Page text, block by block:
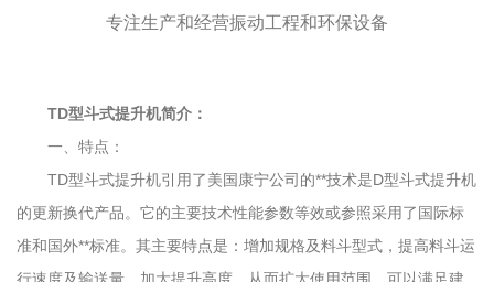
专注生产和经营振动工程和环保设备
TD型斗式提升机简介：
一、特点：
TD型斗式提升机引用了美国康宁公司的**技术是D型斗式提升机
的更新换代产品。它的主要技术性能参数等效或参照采用了国际标
准和国外**标准。其主要特点是：增加规格及料斗型式，提高料斗运